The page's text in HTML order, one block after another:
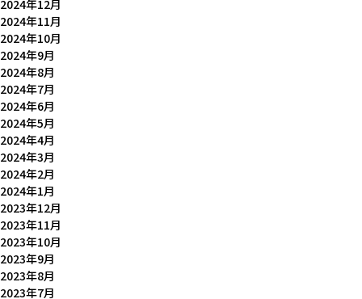
2024年12月
2024年11月
2024年10月
2024年9月
2024年8月
2024年7月
2024年6月
2024年5月
2024年4月
2024年3月
2024年2月
2024年1月
2023年12月
2023年11月
2023年10月
2023年9月
2023年8月
2023年7月